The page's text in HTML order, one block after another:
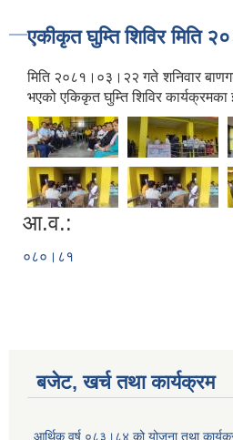
एकीकृत घुम्ति शिविर मिति
मिति २०८१।०३।२२ गते शनिवार
भएको एकिकृत घुम्ति शिविर
आ.व.:
०८०।८१
बजेट, खर्च तथा कार्यक्रम
आर्थिक वर्ष ०८३।८४ को योजना तथा